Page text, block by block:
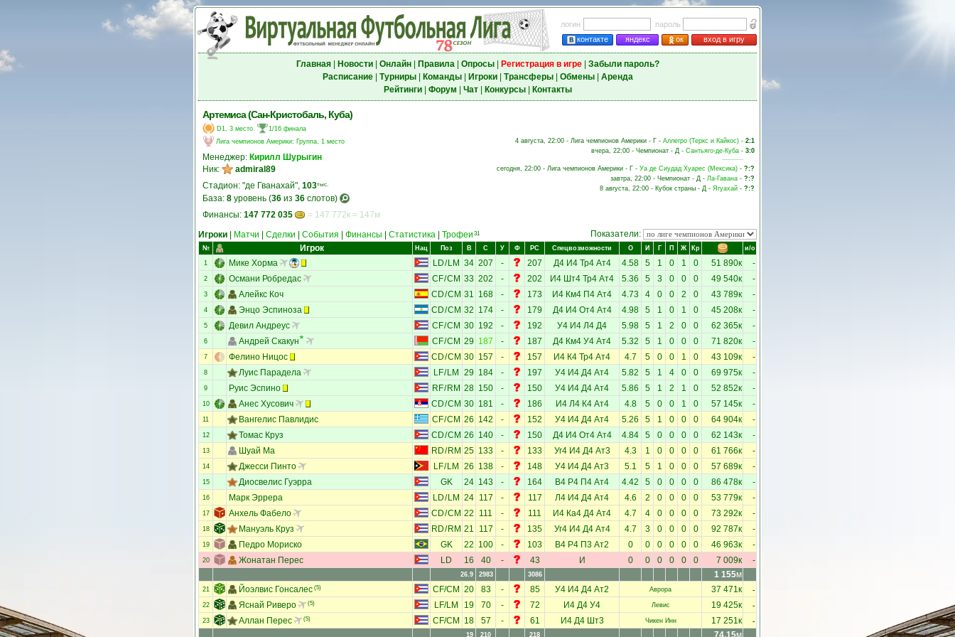
логин
пароль
контакте
яндекс ок вход в игру
Главная| Новости| Онлайн| Правила| Опросы| Регистрация в игре| Забыли пароль?
Расписание| Турниры| Команды| Игроки| Трансферы| Обмены| Аренда
Рейтинги| Форум Чат| Конкурсы| Контакты
Артемиса (Сан-Кристобаль, Куба)
D1, 3 место
1/16 финала
Лига чемпионов Америки: Группа, 1 место
Менеджер: Кирилл Шурыгин
Ник:
admiral89
Стадион: "де Гванахай", 103тыс.
База: 8 уровень (36 из 36 слотов)
Финансы: 147 772 035 = 147 772к = 147м
4 августа, 22:00 - Лига чемпионов Америки - Г - Аллегро (Теркс и Кайкос) - 2:1
вчера, 22:00 - Чемпионат - Д - Сантьяго-де-Куба - 3:0
сегодня, 22:00 - Лига чемпионов Америки - Г - Уа де Сиудад Хуарес (Мексика) - ?:?
завтра, 22:00 - Чемпионат - Д - Ла-Гавана - ?:?
8 августа, 22:00 - Кубок страны - Д - Ягуахай - ?:?
Игроки Матчи Сделки События Финансы Статистика Трофеи 31 Показатели:
№ Игрок Нац Поз В С У Ф РС Спецвозможности О И Г П Ж Кр и/о
1 Мике Хорма LD/ LM 34 207 - 207 Д4 И4 Тр4 Ат4 4.58 5 1 0 1 0 51 890к -
2 Османи Робредас CF/CM 33 202 - 202 И4 Шт4 Тр4 Ат4 5.36 5 3 0 0 0 49 540к -
3 Алейкс Коч CD/CM 31 168 - 173 И4 Км4 П4 Ат4 4.73 4 0 0 2 0 43 789к -
4 Энцо Эспиноза CD/CM 32 174 - 179 Д4 И4 От4 Ат4 4.98 5 1 0 1 0 45 208к -
5 Девил Андреус CF/CM 30 192 - 192 У4 И4 Л4 Д4 5.98 5 1 2 0 0 62 365к -
6 Андрей Скакун CF/CM 29 187 - 187 Д4 Км4 У4 Ат4 5.32 5 1 0 0 0 71 820к -
7 Фелино Ницос CD/CM 30 157 - 157 И4 К4 Тр4 Ат4 4.7 5 0 0 1 0 43 109к -
8 Луис Парадела LF/ LM 29 184 - 197 У4 И4 Д4 Ат4 5.82 5 1 4 0 0 69 975к -
9 Руис Эспино RF/ RM 28 150 - 150 У4 И4 Д4 Ат4 5.86 5 1 2 1 0 52 852к -
10 Анес Хусович CD/CM 30 181 - 186 И4 Л4 К4 Ат4 4.8 5 0 0 1 0 57 145к -
11 Вангелис Павлидис CF/CM 26 142 - 152 У4 И4 Д4 Ат4 5.26 5 1 0 0 0 64 904к -
12 Томас Круз CD/CM 26 140 - 150 Д4 И4 От4 Ат4 4.84 5 0 0 0 0 62 143к -
13 Шуай Ма RD/ RM 25 133 - 133 Уг4 И4 Д4 Ат3 4.3 1 0 0 0 0 61 766к -
14 Джесси Пинто LF/ LM 26 138 - 148 У4 И4 Д4 Ат3 5.1 5 1 0 0 0 57 689к -
15 Диосвелис Гуэрра GK 24 143 - 164 В4 Р4 П4 Ат4 4.42 5 0 0 0 0 86 478к -
16 Марк Эррера LD/ LM 24 117 - 117 Л4 И4 Д4 Ат4 4.6 2 0 0 0 0 53 779к -
17 Анхель Фабело CD/CM 22 111 - 111 И4 Ка4 Д4 Ат4 4.7 4 0 0 0 0 73 292к -
18 Мануэль Круз RD/ RM 21 117 - 135 Уг4 И4 Д4 Ат4 4.7 3 0 0 0 0 92 787к -
19 Педро Мориско GK 22 100 - 103 В4 Р4 П3 Ат2 0 0 0 0 0 0 46 963к -
20 Жонатан Перес LD 16 40 - 43 И 0 0 0 0 0 0 7 009к -
26.9 2983 3086 1 155м
21 Йоэлвис Гонсалес (5) CF/CM 20 83 - 85 У4 И4 Д4 Ат2 Аврора 37 471к -
22 Яснай Риверо (5) LF/LM 19 70 - 72 И4 Д4 У4 Левис 19 425к -
23 Аллан Перес (5) CF/CM 18 57 - 61 И4 Д4 Шт3 Чикен Инн 17 251к -
19 210 218 74.15м